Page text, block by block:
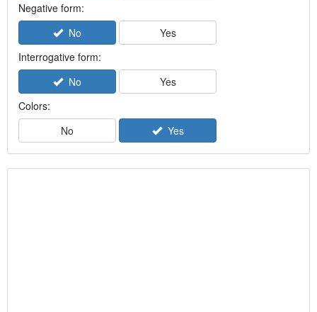
Negative form:
No
Yes
Interrogative form:
No
Yes
Colors:
No
Yes